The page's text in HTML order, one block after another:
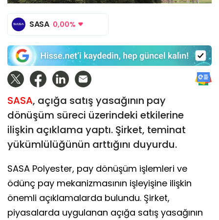
SASA 0,00%
SASA, açığa satış yasağının pay
dönüşüm süreci üzerindeki etkilerine
ilişkin açıklama yaptı. Şirket, teminat
yükümlülüğünün arttığını duyurdu.
SASA Polyester, pay dönüşüm işlemleri ve
ödünç pay mekanizmasının işleyişine ilişkin
önemli açıklamalarda bulundu. Şirket,
piyasalarda uygulanan açığa satış yasağının